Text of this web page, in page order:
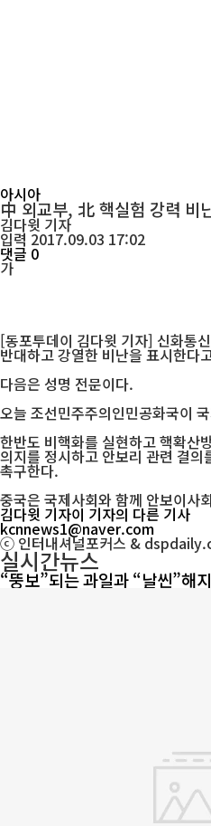
아시아
中 외교부, 北 핵실험 강력 비
김다윗 기자
입력 2017.09.03 17:02
댓글 0
가
[동포투데이 김다윗 기자] 신화통
반대하고 강열한 비난을 표시한다
다음은 성명 전문이다.
오늘 조선민주주의인민공화국이
한반도 비핵화를 실현하고 핵확산
의지를 정시하고 안보리 관련 결
촉구한다.
중국은 국제사회와 함께 안보이사
김다윗 기자이 기자의 다른 기사
kcnnews1@naver.com
ⓒ 인터내셔널포커스 &
실시간뉴스
“뚱보”되는 과일과 “날씬”해